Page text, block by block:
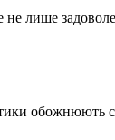
не лише